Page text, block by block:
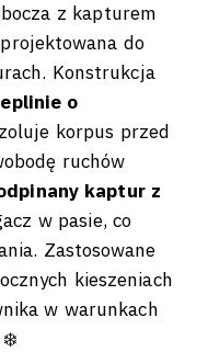
z kapturem
do
Konstrukcja
o
korpus przed
ruchów
kaptur z
w pasie, co
Zastosowane
kieszeniach
w warunkach
❄️